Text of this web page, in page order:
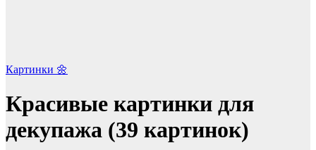
Картинки 🌼
Красивые картинки для
декупажа (39 картинок)